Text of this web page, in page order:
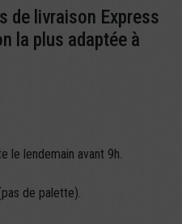
de livraison Express
la plus adaptée à
le lendemain avant 9h.
de palette).